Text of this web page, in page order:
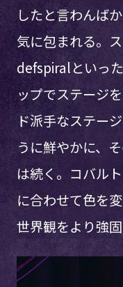
したと言わんば
気に包まれる。
defspiralといっ
ップでステージを
ド派手なステー
うに鮮やかに、
は続く。コバル
に合わせて色を
世界観をより強